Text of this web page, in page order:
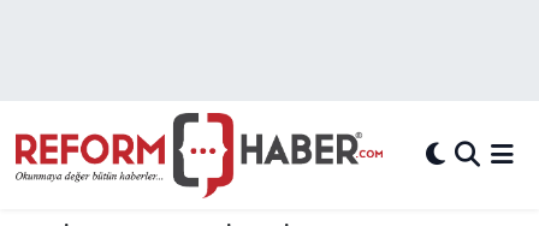
Hava Durumu